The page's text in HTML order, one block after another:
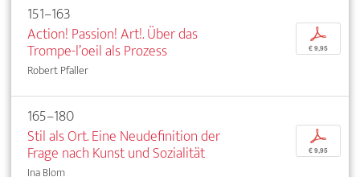
151–163
Action! Passion! Art!. Über das
Trompe-l’oeil als Prozess
Robert Pfaller
p
€ 9,95
165–180
Stil als Ort. Eine Neudefinition der
Frage nach Kunst und Sozialität
Ina Blom
p
€ 9,95